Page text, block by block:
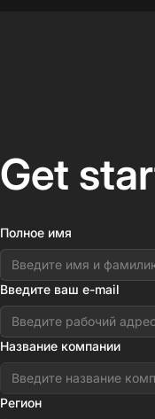
Get
Полное имя
Введите ваш e-mail
Название компании
Регион